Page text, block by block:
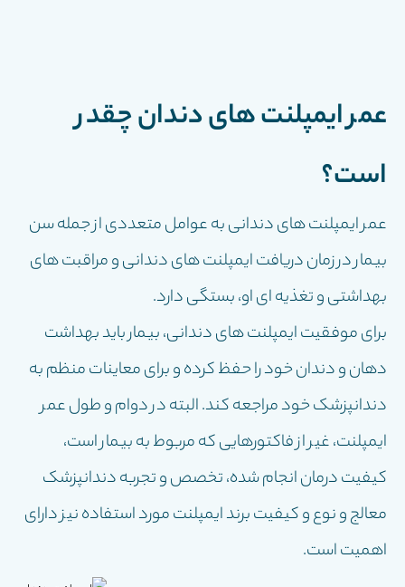
عمر ایمپلنت هاى دندان چقدر
است؟
عمر ایمپلنت های دندانی به عوامل متعددی از جمله سن
بیمار در زمان دریافت ایمپلنت های دندانی و مراقبت های
بهداشتی و تغذیه ای او، بستگی دارد.
برای موفقیت ایمپلنت های دندانی، بیمار باید بهداشت
دهان و دندان خود را حفظ کرده و برای معاینات منظم به
دندانپزشک خود مراجعه کند. البته در دوام و طول عمر
ایمپلنت، غیر از فاكتورهایى كه مربوط به بیمار است،
كیفیت درمان انجام شده، تخصص و تجربه دندانپزشک
معالج و نوع و كیفیت برند ایمپلنت مورد استفاده نیز داراى
اهمیت است.